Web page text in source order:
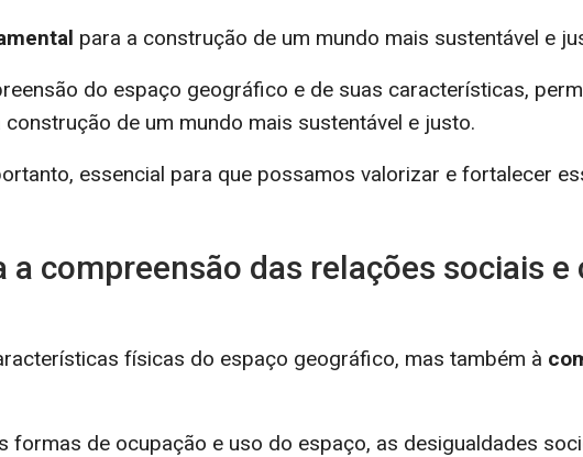
para a construção de um mundo mais sustentável e
do espaço geográfico e de suas características,
de um mundo mais sustentável e justo.
essencial para que possamos valorizar e fortalecer
compreensão das relações sociais
físicas do espaço geográfico, mas também à
formas de ocupação e uso do espaço, as desigualdades